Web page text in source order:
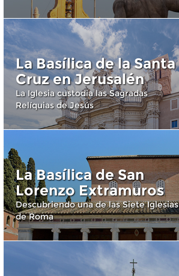
La Basílica de la Santa
Cruz en Jerusalén
La Iglesia custodia las Sagradas
Relíquias de Jesús
La Basílica de San
Lorenzo Extramuros
Descubriendo una de las Siete Iglesias
de Roma